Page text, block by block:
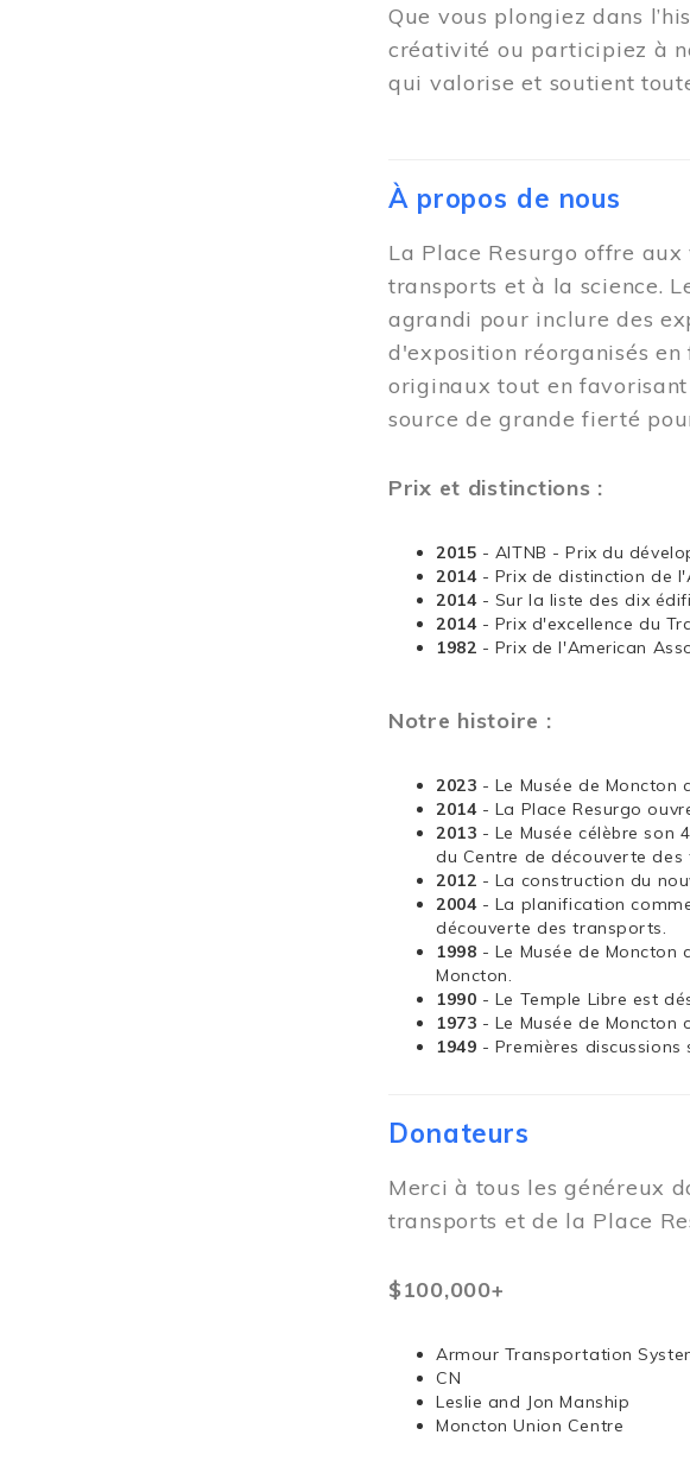
Que vous plongiez dans
créativité ou participiez à
qui valorise et soutient
À propos de nous
La Place Resurgo offre
transports et à la science.
agrandi pour inclure des
d'exposition réorganisés
originaux tout en
source de grande fierté
Prix et distinctions :
2015 - AITNB - Prix du
2014 - Prix de distinction de
2014 - Sur la liste des dix
2014 - Prix d'excellence du
1982 - Prix de l'American
Notre histoire :
2023 - Le Musée de Moncton
2014 - La Place Resurgo
2013 - Le Musée célèbre son
du Centre de découverte des
2012 - La construction du
2004 - La planification
découverte des transports.
1998 - Le Musée de Moncton
Moncton.
1990 - Le Temple Libre est
1973 - Le Musée de Moncton
1949 - Premières discussions
Donateurs
Merci à tous les généreux
transports et de la Place
$100,000+
Armour Transportation
CN
Leslie and Jon Manship
Moncton Union Centre